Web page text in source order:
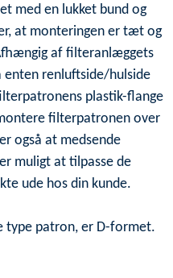
med en lukket bund og
at monteringen er tæt og
af filteranlæggets
enten renluftside/hulside
plastik-flange
filterpatronen over
også at medsende
muligt at tilpasse de
ude hos din kunde.
type patron, er D-formet.